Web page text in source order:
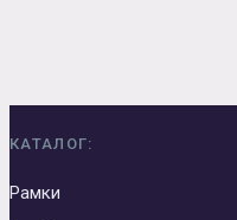
КАТАЛОГ:
Рамки